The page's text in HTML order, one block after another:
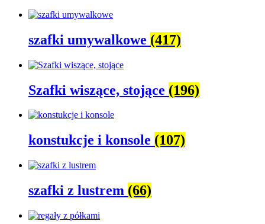
szafki umywalkowe (417)
Szafki wiszące, stojące (196)
konstukcje i konsole (107)
szafki z lustrem (66)